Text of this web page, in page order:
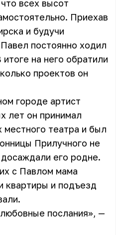
всех высот
Приехав
и будучи
постоянно ходил
на него обратили
проектов он
городе артист
лет он принимал
местного театра и был
Прилучного не
его родне.
с Павлом мама
квартиры и подъезд
послания», —